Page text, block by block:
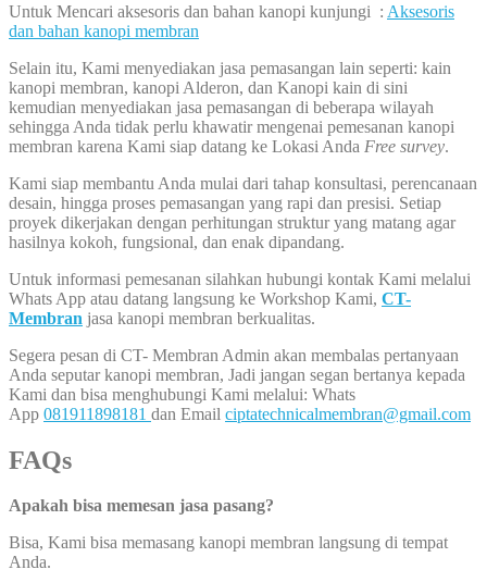
Untuk Mencari aksesoris dan bahan kanopi kunjungi : Aksesoris
dan bahan kanopi membran
Selain itu, Kami menyediakan jasa pemasangan lain seperti: kain
kanopi membran, kanopi Alderon, dan Kanopi kain di sini
kemudian menyediakan jasa pemasangan di beberapa wilayah
sehingga Anda tidak perlu khawatir mengenai pemesanan kanopi
membran karena Kami siap datang ke Lokasi Anda Free survey.
Kami siap membantu Anda mulai dari tahap konsultasi, perencanaan
desain, hingga proses pemasangan yang rapi dan presisi. Setiap
proyek dikerjakan dengan perhitungan struktur yang matang agar
hasilnya kokoh, fungsional, dan enak dipandang.
Untuk informasi pemesanan silahkan hubungi kontak Kami melalui
Whats App atau datang langsung ke Workshop Kami, CT-
Membran jasa kanopi membran berkualitas.
Segera pesan di CT- Membran Admin akan membalas pertanyaan
Anda seputar kanopi membran, Jadi jangan segan bertanya kepada
Kami dan bisa menghubungi Kami melalui: Whats
App 081911898181 dan Email ciptatechnicalmembran@gmail.com
FAQs
Apakah bisa memesan jasa pasang?
Bisa, Kami bisa memasang kanopi membran langsung di tempat
Anda.